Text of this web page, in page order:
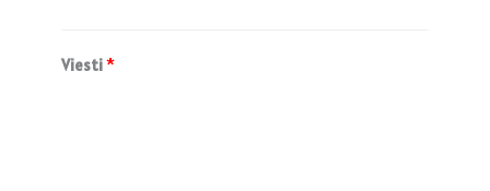
Viesti*